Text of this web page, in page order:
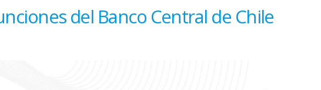
del Banco Central de Chile